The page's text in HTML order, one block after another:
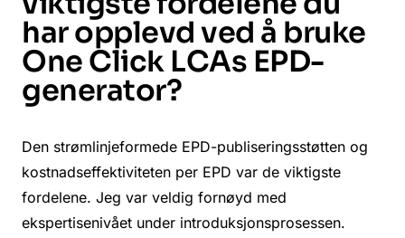
har opplevd ved å bruke
One Click LCAs EPD-
generator?
Den strømlinjeformede EPD-publiseringsstøtten og
kostnadseffektiviteten per EPD var de viktigste
fordelene. Jeg var veldig fornøyd med
ekspertisenivået under introduksjonsprosessen.